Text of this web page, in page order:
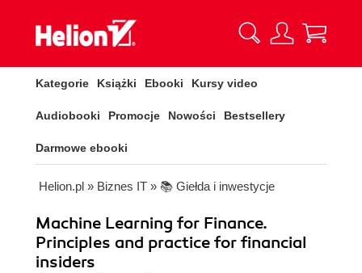
Kategorie Książki Ebooki Kursy video
Audiobooki Promocje Nowości Bestsellery
Darmowe ebooki
Helion.pl » Biznes IT » 📚 Giełda i inwestycje
Machine Learning for Finance.
Principles and practice for financial
insiders